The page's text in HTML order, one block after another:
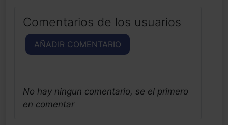
Comentarios de los usuarios
AÑADIR COMENTARIO
No hay ningun comentario, se el primero
en comentar